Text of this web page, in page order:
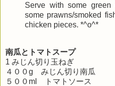
Serve with some green
some prawns/smoked
chicken pieces. *^o^*
南瓜とトマトスープ
1 みじん切り玉ねぎ
４００g みじん切り南瓜
５００ml トマトソース